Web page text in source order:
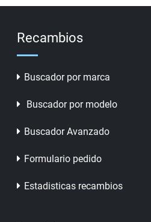
Recambios
Buscador por marca
Buscador por modelo
Buscador Avanzado
Formulario pedido
Estadisticas recambios